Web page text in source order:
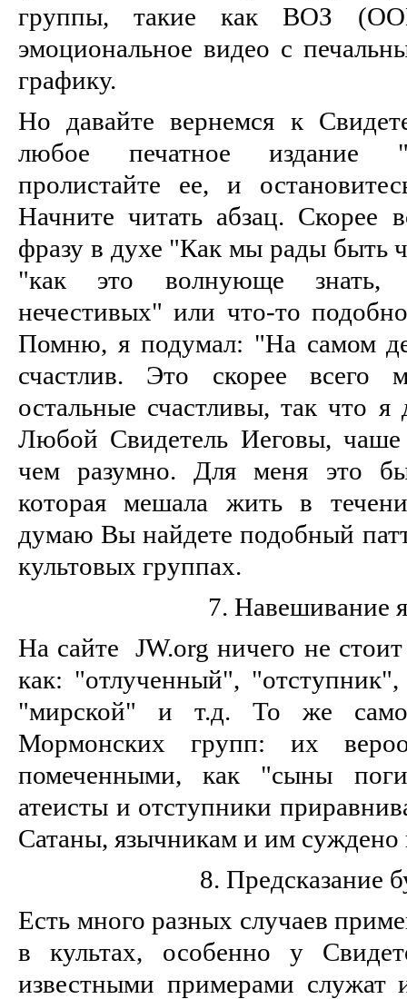
группы, такие как ВОЗ
эмоциональное видео с
графику.
Но давайте вернемся к
любое печатное издание
пролистайте ее, и
Начните читать абзац. Скорее
фразу в духе "Как мы рады быть
"как это волнующе знать,
нечестивых" или что-то
Помню, я подумал: "На самом
счастлив. Это скорее
остальные счастливы, так что
Любой Свидетель Иеговы,
чем разумно. Для меня это
которая мешала жить в
думаю Вы найдете подобный
культовых группах.
7. Навешивание
На сайте JW.org ничего не
как: "отлученный",
"мирской" и т.д. То же
Мормонских групп: их
помеченными, как "сыны
атеисты и отступники
Сатаны, язычникам и им суждено
8. Предсказание
Есть много разных случаев
в культах, особенно у
известными примерами служат